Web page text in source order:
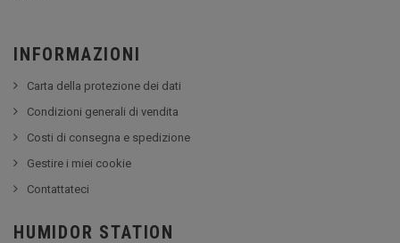
INFORMAZIONI
Carta della protezione dei dati
Condizioni generali di vendita
Costi di consegna e spedizione
Gestire i miei cookie
Contattateci
HUMIDOR STATION